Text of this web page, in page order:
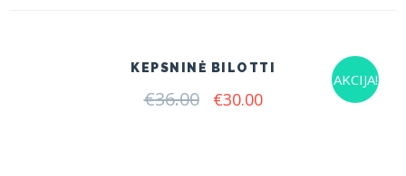
AKCIJA!
KEPSNINĖ BILOTTI
€36.00 Original
€30.00Current